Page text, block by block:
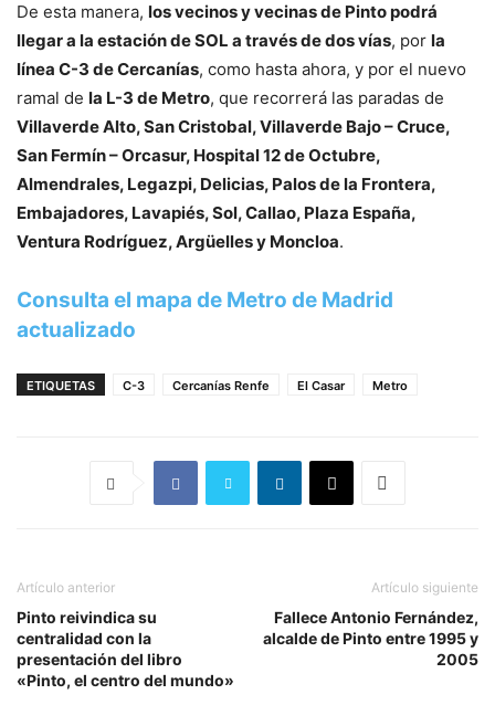
De esta manera, los vecinos y vecinas de Pinto podrá
llegar a la estación de SOL a través de dos vías, por la
línea C-3 de Cercanías, como hasta ahora, y por el nuevo
ramal de la L-3 de Metro, que recorrerá las paradas de
Villaverde Alto, San Cristobal, Villaverde Bajo – Cruce,
San Fermín – Orcasur, Hospital 12 de Octubre,
Almendrales, Legazpi, Delicias, Palos de la Frontera,
Embajadores, Lavapiés, Sol, Callao, Plaza España,
Ventura Rodríguez, Argüelles y Moncloa.
Consulta el mapa de Metro de Madrid
actualizado
ETIQUETAS C-3 Cercanías Renfe El Casar Metro
Artículo anterior
Pinto reivindica su
centralidad con la
presentación del libro
«Pinto, el centro del mundo»
Artículo siguiente
Fallece Antonio Fernández,
alcalde de Pinto entre 1995 y
2005